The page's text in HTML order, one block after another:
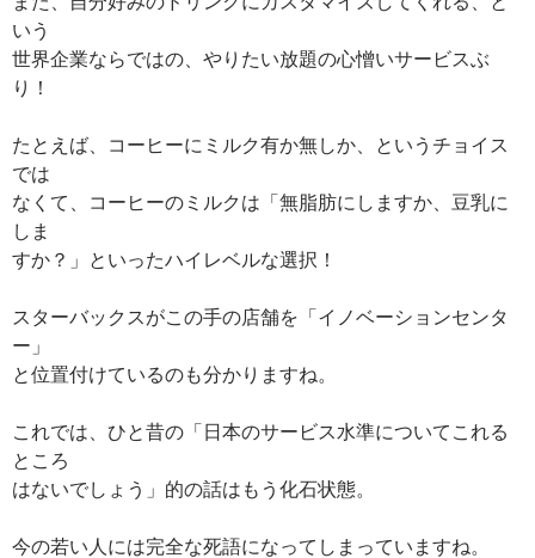
いう
世界企業ならではの、やりたい放題の心憎いサービスぶ
り！
たとえば、コーヒーにミルク有か無しか、というチョイス
では
なくて、コーヒーのミルクは「無脂肪にしますか、豆乳に
しま
すか？」といったハイレベルな選択！
スターバックスがこの手の店舗を「イノベーションセンタ
ー」
と位置付けているのも分かりますね。
これでは、ひと昔の「日本のサービス水準についてこれる
ところ
はないでしょう」的の話はもう化石状態。
今の若い人には完全な死語になってしまっていますね。